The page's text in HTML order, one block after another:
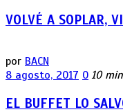
VOLVÉ A SOPLAR,
por BACN
8 agosto, 2017 0 10
EL BUFFET LO